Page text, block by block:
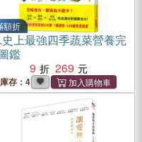
額折
史上最強四季蔬菜營養完
鑑
9
269
庫存：4